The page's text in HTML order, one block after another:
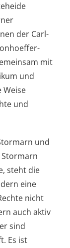
der Carl-
mit
und
und
und
steht die
eine
nicht
auch aktiv
sind
Es ist